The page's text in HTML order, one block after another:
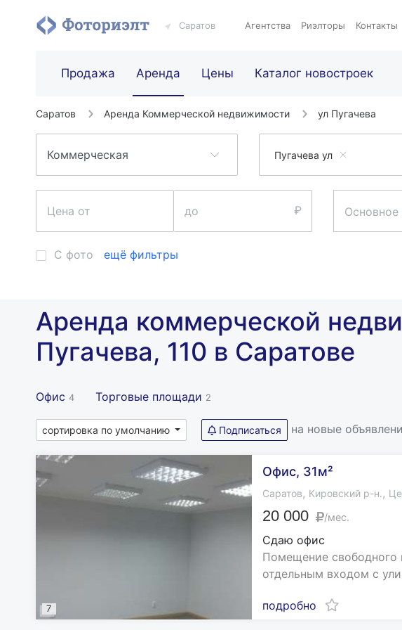
Саратов Агентства Риэлторы Контакты
Продажа Аренда Цены Каталог новостроек
Саратов Аренда Коммерческой недвижимости ул Пугачева
Пугачева ул
Основное
С фото
ещё фильтры
Аренда коммерческой
Пугачева, 110 в Саратове
Офис 4 Торговые площади 2
сортировка по умолчанию Подписаться на новые
7
Офис, 31м²
Саратов, Кировский р-н.,
20 000 /мес.
Сдаю офис
Помещение свободного
отдельным входом с
подробно